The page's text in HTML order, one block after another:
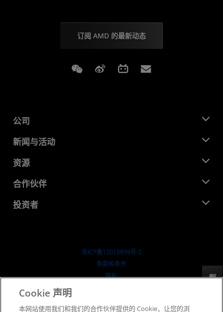
订阅 AMD 的最新动态
Weixin Weibo Bilibili
公司
关于 AMD
企业责任
就业机会
联系我们
新闻与活动
新闻中心
媒体库
资源
开发中心
成功案例
合作伙伴
AMD 合作伙伴中心
投资者
SEC 报告
京ICP备12018899号-2
​条款和条件
隐私
反馈
Cookie 声明
本网站使用我们和我们的合作伙伴提供的 Cookie，让您的浏